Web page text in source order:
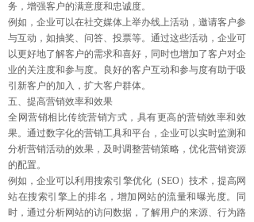
务，增强客户的满意度和忠诚度。
例如，企业可以在社交媒体上举办线上活动，邀请客户参
与互动，如抽奖、问答、投票等。通过这些活动，企业可
以更好地了解客户的需求和喜好，同时也增加了客户对企
业的关注度和参与度。良好的客户互动和参与度有助于吸
引新客户的加入，扩大客户群体。
五、提高营销效率和效果
全网营销相比传统营销方式，具有更高的营销效率和效
果。通过数字化的营销工具和平台，企业可以实时监测和
分析营销活动的效果，及时调整营销策略，优化营销资源
的配置。
例如，企业可以利用搜索引擎优化（SEO）技术，提高网
站在搜索引擎上的排名，增加网站的流量和曝光度。同
时，通过分析网站的访问数据，了解用户的来源、行为路